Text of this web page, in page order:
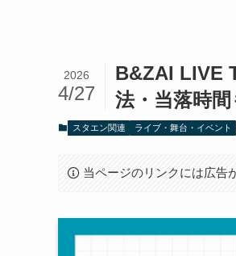
B&ZAI LIVE
法・当落時間
2026
4/27
スタエン関連 ライブ・舞台・イベント
当ページのリンクには広告